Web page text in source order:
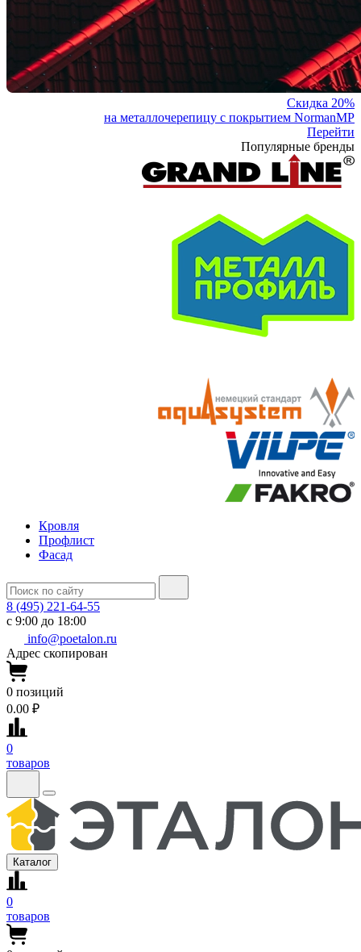
Скидка 20%
на металлочерепицу с покрытием NormanMP
Перейти
Популярные бренды
Кровля
Профлист
Фасад
8 (495) 221-64-55
с 9:00 до 18:00
info@poetalon.ru
Адрес скопирован
0 позиций
0.00 ₽
0
товаров
Каталог
0
товаров